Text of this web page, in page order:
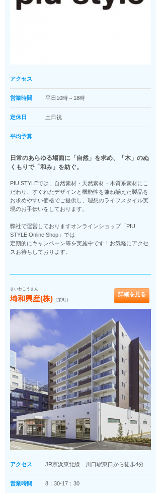
アクセス
営業時間 平日10時～18時
定休日 土日祝
平均予算
日常のあらゆる場面に「自然」を求め、「木」のぬ
くもりで「和み」を紡ぐ。
PIU STYLEでは、自然素材・天然素材・木質系素材にこ
だわり、すぐれたデザインと機能性を兼ね揃えた製品を
お求めやすい価格でご提供し、理想のライフスタイル実
現のお手伝いをしております。
弊社で運営しておりますオンラインショップ「PIU
STYLE Online Shop」では
定期的にキャンペーン等を実施中です！お気軽にアクセ
スお待ちしております。
さいわこうさん
埼和興産(株) （栄町）
詳細を見る
アクセス JR京浜東北線 川口駅東口から徒歩4分
営業時間 8：30-17：30